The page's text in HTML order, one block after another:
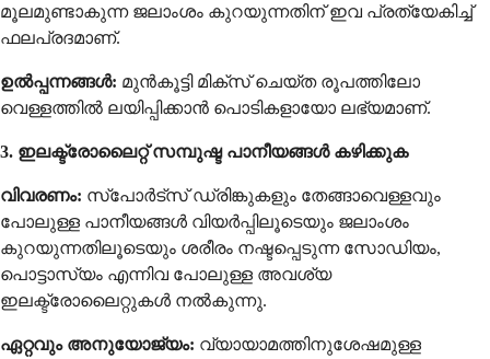
മൂലമുണ്ടാകുന്ന ജലാംശം കുറയുന്നതിന് ഇവ പ്രത്യേകിച്ച്
ഫലപ്രദമാണ്.
ഉൽപ്പന്നങ്ങൾ: മുൻകൂട്ടി മിക്സ് ചെയ്ത രൂപത്തിലോ
വെള്ളത്തിൽ ലയിപ്പിക്കാൻ പൊടികളായോ ലഭ്യമാണ്.
3. ഇലക്ട്രോലൈറ്റ് സമ്പുഷ്ട പാനീയങ്ങൾ കഴിക്കുക
വിവരണം: സ്പോർട്സ് ഡ്രിങ്കുകളും തേങ്ങാവെള്ളവും
പോലുള്ള പാനീയങ്ങൾ വിയർപ്പിലൂടെയും ജലാംശം
കുറയുന്നതിലൂടെയും ശരീരം നഷ്ടപ്പെടുന്ന സോഡിയം,
പൊട്ടാസ്യം എന്നിവ പോലുള്ള അവശ്യ
ഇലക്ട്രോലൈറ്റുകൾ നൽകുന്നു.
ഏറ്റവും അനുയോജ്യം: വ്യായാമത്തിനുശേഷമുള്ള